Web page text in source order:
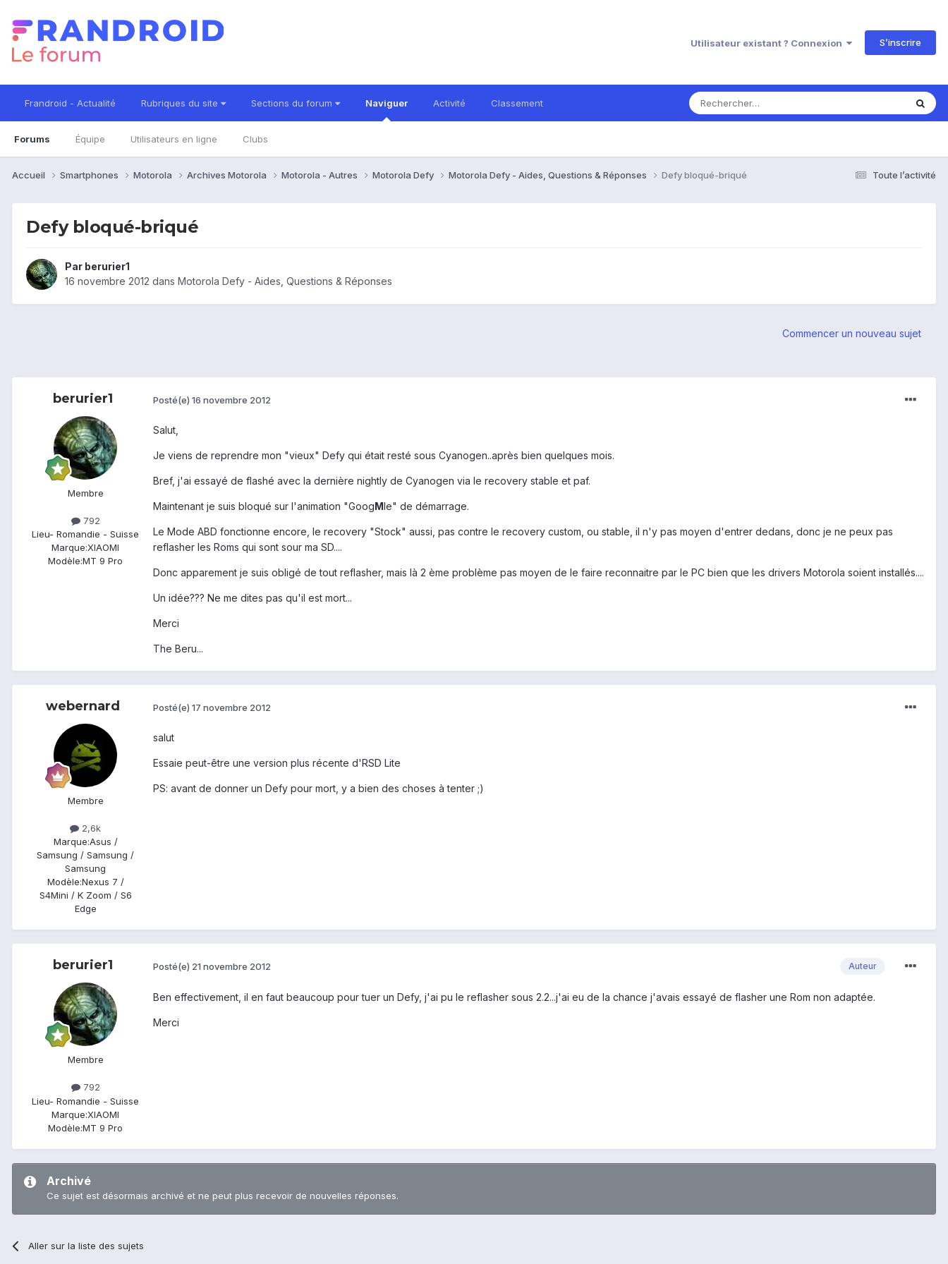
Utilisateur existant ? Connexion S’inscrire
Frandroid - Actualité Rubriques du site Sections du forum Naviguer
Forums Équipe Utilisateurs en ligne Clubs
Activité Classement
Toute l’activité
Accueil Smartphones Motorola Archives Motorola Motorola - Autres Motorola Defy Motorola Defy - Aides, Questions & Réponses Defy bloqué-briqué
Defy bloqué-briqué
Par berurier1
16 novembre 2012 dans Motorola Defy - Aides, Questions & Réponses
Commencer un nouveau sujet
berurier1
Membre
792
Lieu- Romandie - Suisse
Marque:XIAOMI
Modèle:MT 9 Pro
Posté(e) 16 novembre 2012
Salut,
Je viens de reprendre mon "vieux" Defy qui était resté sous Cyanogen..après bien quelques mois.
Bref, j'ai essayé de flashé avec la dernière nightly de Cyanogen via le recovery stable et paf.
Maintenant je suis bloqué sur l'animation "GoogMle" de démarrage.
Le Mode ABD fonctionne encore, le recovery "Stock" aussi, pas contre le recovery custom, ou stable, il n'y pas moyen d'entrer dedans, donc je ne peux pas
reflasher les Roms qui sont sour ma SD....
Donc apparement je suis obligé de tout reflasher, mais là 2 ème problème pas moyen de le faire reconnaitre par le PC bien que les drivers Motorola soient installés....
Un idée??? Ne me dites pas qu'il est mort...
Merci
The Beru...
webernard
Membre
2,6k
Marque:Asus /
Samsung / Samsung /
Samsung
Modèle:Nexus 7 /
S4Mini / K Zoom / S6
Edge
Posté(e) 17 novembre 2012
salut
Essaie peut-être une version plus récente d'RSD Lite
PS: avant de donner un Defy pour mort, y a bien des choses à tenter ;)
berurier1
Membre
792
Lieu- Romandie - Suisse
Marque:XIAOMI
Modèle:MT 9 Pro
Auteur
Posté(e) 21 novembre 2012
Ben effectivement, il en faut beaucoup pour tuer un Defy, j'ai pu le reflasher sous 2.2...j'ai eu de la chance j'avais essayé de flasher une Rom non adaptée.
Merci
Archivé
Ce sujet est désormais archivé et ne peut plus recevoir de nouvelles réponses.
Aller sur la liste des sujets